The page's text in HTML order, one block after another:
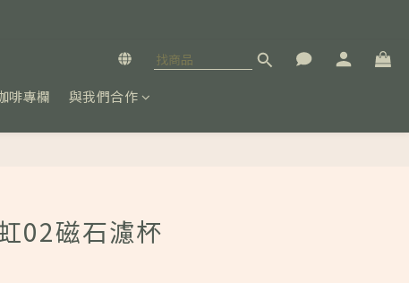
啡專欄 與我們合作
02磁石濾杯